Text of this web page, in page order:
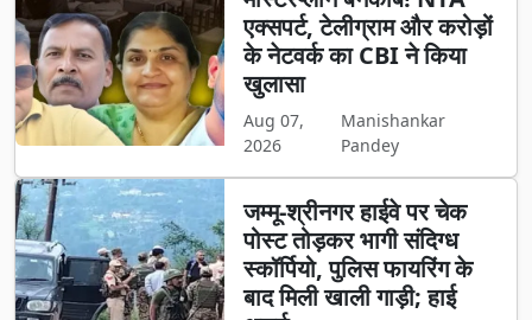
एक्सपर्ट, टेलीग्राम और करोड़ों
के नेटवर्क का CBI ने किया
खुलासा
Aug 07,
2026
Manishankar
Pandey
जम्मू-श्रीनगर हाईवे पर चेक
पोस्ट तोड़कर भागी संदिग्ध
स्कॉर्पियो, पुलिस फायरिंग के
बाद मिली खाली गाड़ी; हाई